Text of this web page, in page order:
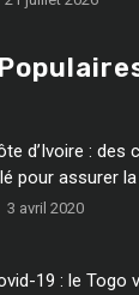
d’Ivoire : des
pour assurer
3 avril 2020
19 : le Togo